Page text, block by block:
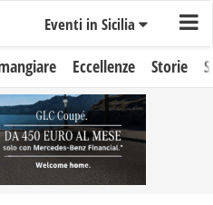
Eventi in Sicilia
Eccellenze Storie